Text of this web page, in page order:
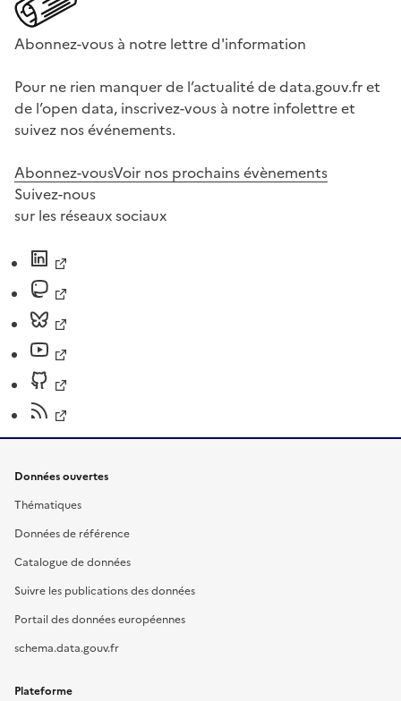
Abonnez-vous à notre lettre d'information
Pour ne rien manquer de l’actualité de data.gouv.fr et
de l’open data, inscrivez-vous à notre infolettre et
suivez nos événements.
Abonnez-vousVoir nos prochains évènements
Suivez-nous
sur les réseaux sociaux
Données ouvertes
Thématiques
Données de référence
Catalogue de données
Suivre les publications des données
Portail des données européennes
schema.data.gouv.fr
Plateforme